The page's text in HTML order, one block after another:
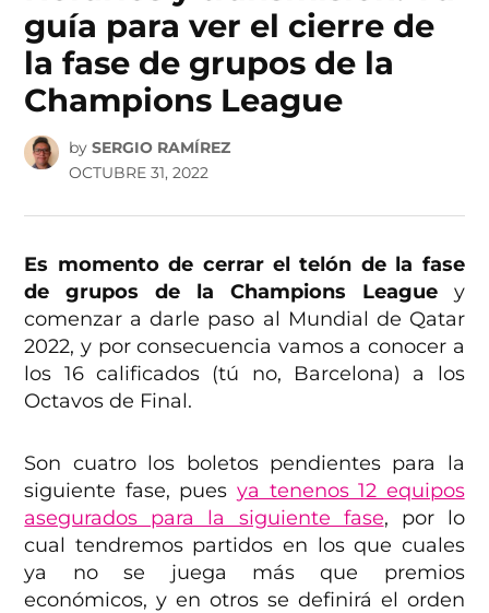
guía para ver el cierre de
la fase de grupos de la
Champions League
by SERGIO RAMÍREZ
OCTUBRE 31, 2022
Es momento de cerrar el telón de la fase
de grupos de la Champions Leaguey
comenzar a darle paso al Mundial de Qatar
2022, y por consecuencia vamos a conocer a
los 16 calificados (tú no, Barcelona) a los
Octavos de Final.
Son cuatro los boletos pendientes para la
siguiente fase, pues ya tenenos 12 equipos
asegurados para la siguiente fase, por lo
cual tendremos partidos en los que cuales
ya no se juega más que premios
económicos, y en otros se definirá el orden